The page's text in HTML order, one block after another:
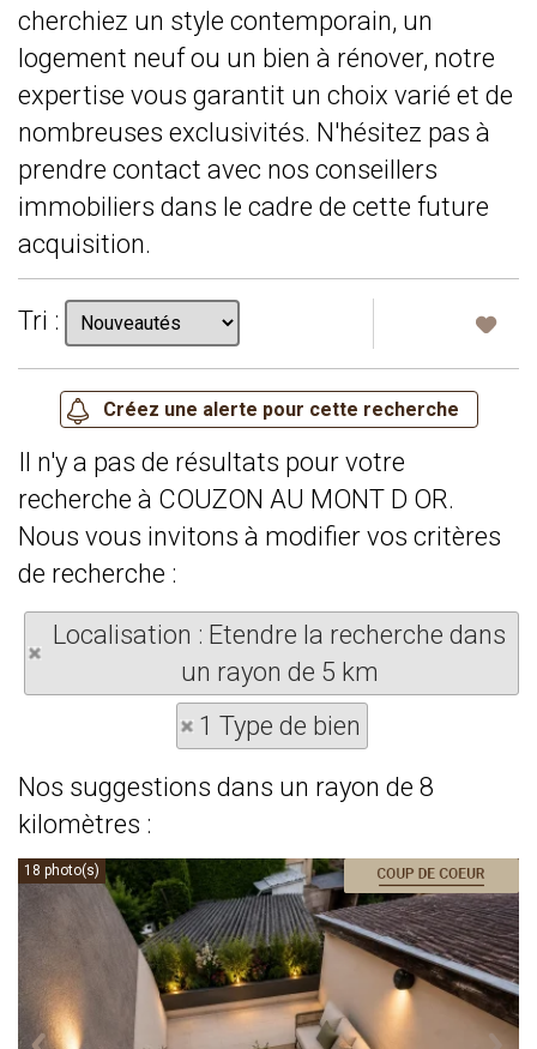
cherchiez un style contemporain, un
logement neuf ou un bien à rénover, notre
expertise vous garantit un choix varié et de
nombreuses exclusivités. N'hésitez pas à
prendre contact avec nos conseillers
immobiliers dans le cadre de cette future
acquisition.
Tri :
Il n'y a pas de résultats pour votre
recherche à COUZON AU MONT D OR.
Nous vous invitons à modifier vos critères
de recherche :
Localisation : Etendre la recherche dans
un rayon de 5 km
1 Type de bien
Nos suggestions dans un rayon de 8
kilomètres :
18 photo(s)